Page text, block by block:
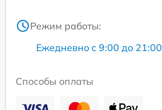
Режим работы:
Ежедневно с 9:00 до 21:00
Способы оплаты